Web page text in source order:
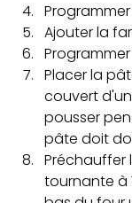
Programmer
Ajouter la
Programmer
Placer la
couvert
pousser
pâte doit
Préchauffer
tournante à